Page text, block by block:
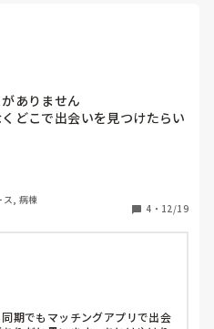
ありません
どこで出会いを見つけたらい
われているのでしょうか？
思いますか？
, 病棟
4 ・ 12/19
期でもマッチングアプリで出会